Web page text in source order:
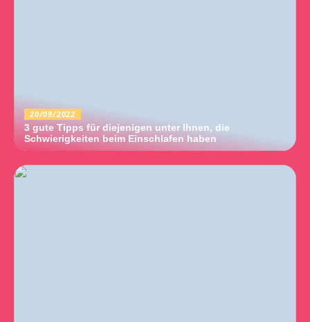
20/09/2022
3 gute Tipps für diejenigen unter Ihnen, die
Schwierigkeiten beim Einschlafen haben